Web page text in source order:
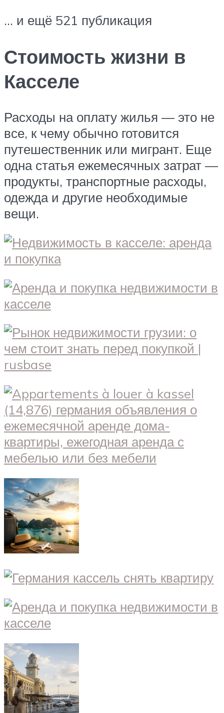
… и ещё 521 публикация
Стоимость жизни в
Касселе
Расходы на оплату жилья — это не
все, к чему обычно готовится
путешественник или мигрант. Еще
одна статья ежемесячных затрат —
продукты, транспортные расходы,
одежда и другие необходимые
вещи.